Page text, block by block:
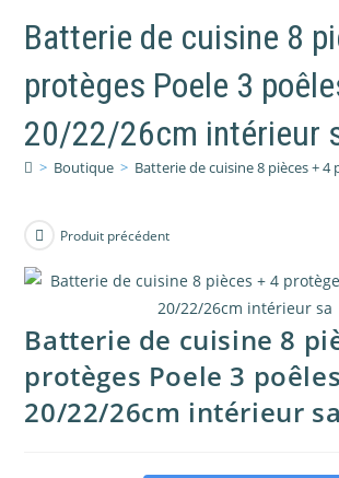
Batterie de cuisine 8
protèges Poele 3
20/22/26cm intérieur
> Boutique > Batterie de cuisine 8 pièces +
Produit précédent
Batterie de cuisine 8
protèges Poele 3 poêles
20/22/26cm intérieur sa